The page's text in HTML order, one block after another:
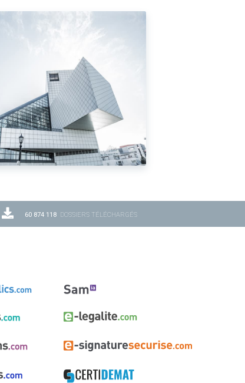
60 874 118 DOSSIERS TÉLÉCHARGÉS